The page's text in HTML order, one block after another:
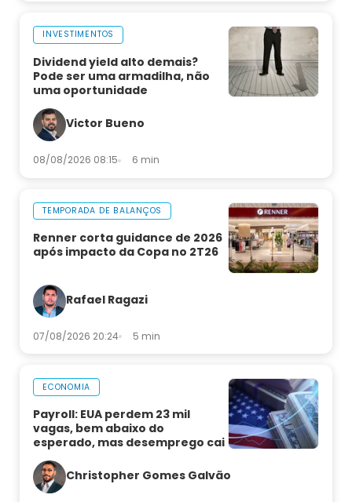
INVESTIMENTOS
Dividend yield alto demais?
Pode ser uma armadilha, não
uma oportunidade
Victor Bueno
08/08/2026 08:15 6 min
TEMPORADA DE BALANÇOS
Renner corta guidance de 2026
após impacto da Copa no 2T26
Rafael Ragazi
07/08/2026 20:24 5 min
ECONOMIA
Payroll: EUA perdem 23 mil
vagas, bem abaixo do
esperado, mas desemprego cai
Christopher Gomes Galvão